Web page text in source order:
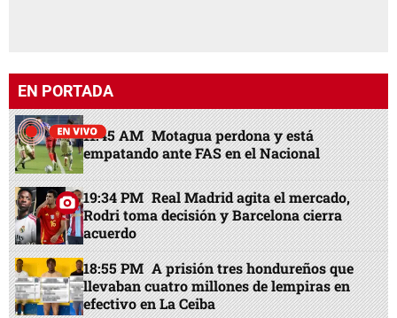
EN PORTADA
11:45 AM Motagua perdona y está
empatando ante FAS en el Nacional
19:34 PM Real Madrid agita el mercado,
Rodri toma decisión y Barcelona cierra
acuerdo
18:55 PM A prisión tres hondureños que
llevaban cuatro millones de lempiras en
efectivo en La Ceiba